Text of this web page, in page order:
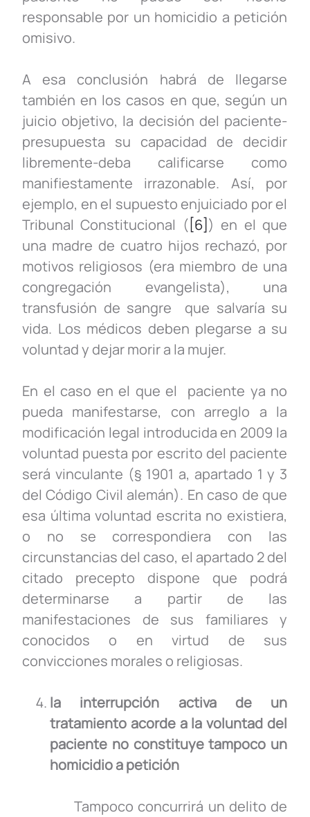
responsable por un homicidio a petición
omisivo.
A esa conclusión habrá de llegarse
también en los casos en que, según un
juicio objetivo, la decisión del paciente-
presupuesta su capacidad de decidir
libremente-deba calificarse como
manifiestamente irrazonable. Así, por
ejemplo, en el supuesto enjuiciado por el
Tribunal Constitucional ( [6] ) en el que
una madre de cuatro hijos rechazó, por
motivos religiosos (era miembro de una
congregación evangelista), una
transfusión de sangre que salvaría su
vida. Los médicos deben plegarse a su
voluntad y dejar morir a la mujer.
En el caso en el que el paciente ya no
pueda manifestarse, con arreglo a la
modificación legal introducida en 2009 la
voluntad puesta por escrito del paciente
será vinculante (§ 1901 a, apartado 1 y 3
del Código Civil alemán). En caso de que
esa última voluntad escrita no existiera,
o no se correspondiera con las
circunstancias del caso, el apartado 2 del
citado precepto dispone que podrá
determinarse a partir de las
manifestaciones de sus familiares y
conocidos o en virtud de sus
convicciones morales o religiosas.
la interrupción activa de un
tratamiento acorde a la voluntad del
paciente no constituye tampoco un
homicidio a petición
Tampoco concurrirá un delito de